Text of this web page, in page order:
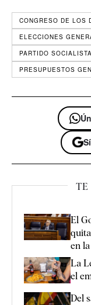
CONGRESO DE LOS
ELECCIONES
PARTIDO
PRESUPUESTOS
TE
El
en
La
el
Del